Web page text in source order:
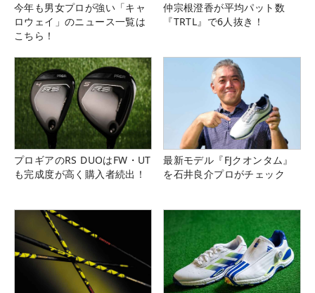
今年も男女プロが強い「キャ
ロウェイ」のニュース一覧は
こちら！
仲宗根澄香が平均パット数
『TRTL』で6人抜き！
プロギアのRS DUOはFW・UT
も完成度が高く購入者続出！
最新モデル『FJクオンタム』
を石井良介プロがチェック